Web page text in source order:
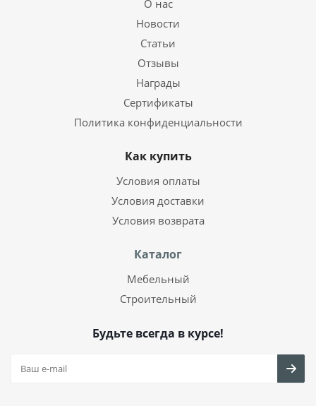
О нас
Новости
Статьи
Отзывы
Награды
Сертификаты
Политика конфиденциальности
Как купить
Условия оплаты
Условия доставки
Условия возврата
Каталог
Мебельный
Строительный
Будьте всегда в курсе!